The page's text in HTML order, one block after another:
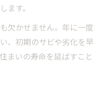
ます。
欠かせません。年に一度
、初期のサビや劣化を早
まいの寿命を延ばすこと